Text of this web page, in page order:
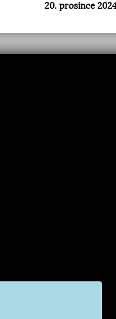
20. prosince